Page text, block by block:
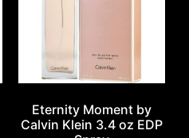
Eternity Moment by
Calvin Klein 3.4 oz EDP